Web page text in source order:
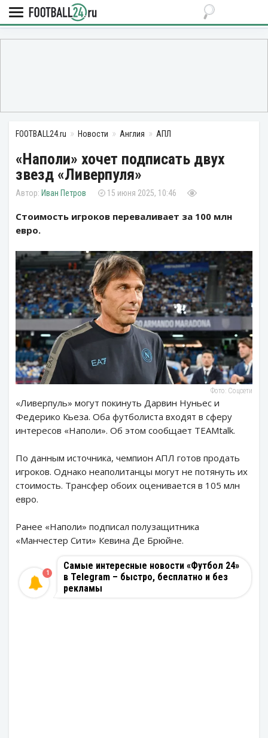
FOOTBALL24.ru Новости Англия АПЛ
«Наполи» хочет подписать двух
звезд «Ливерпуля»
Иван Петров 15 июня 2025, 10:46
Стоимость игроков переваливает за 100 млн
евро.
Фото: Соцсети
«Ливерпуль» могут покинуть Дарвин Нуньес и
Федерико Кьеза. Оба футболиста входят в сферу
интересов «Наполи». Об этом сообщает TEAMtalk.
По данным источника, чемпион АПЛ готов продать
игроков. Однако неаполитанцы могут не потянуть их
стоимость. Трансфер обоих оценивается в 105 млн
евро.
Ранее «Наполи» подписал полузащитника
«Манчестер Сити» Кевина Де Брюйне.
Самые интересные новости «Футбол 24»
в Telegram – быстро, бесплатно и без
рекламы
1